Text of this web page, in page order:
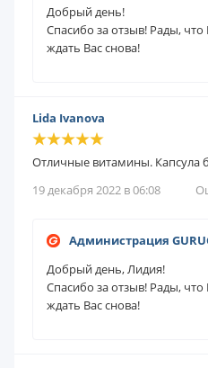
Добрый день!
Спасибо за отзыв! Рады, что
ждать Вас снова!
Lida Ivanova
Отличные витамины. Капсула
19 декабря 2022 в 06:08
Администрация
Добрый день, Лидия!
Спасибо за отзыв! Рады, что
ждать Вас снова!